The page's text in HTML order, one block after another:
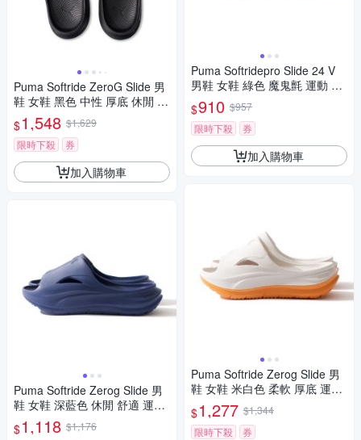
Puma Softride ZeroG Slide 男
鞋 女鞋 黑色 中性 厚底 休閒 緩
震 拖鞋 40034301
$1,548 $1,629
限時下殺
券
加入購物車
Puma Softride Zerog Slide 男
鞋 女鞋 深藍色 休閒 舒適 運動
防水 拖鞋 40034317
$1,118 $1,176
Puma Softridepro Slide 24 V
男鞋 女鞋 綠色 魔鬼氈 運動 休
閒 拖鞋 39543119
$910 $957
限時下殺
券
加入購物車
Puma Softride Zerog Slide 男
鞋 女鞋 米白色 柔軟 厚底 運動
休閒 拖鞋 40034322
$1,277 $1,344
限時下殺
券